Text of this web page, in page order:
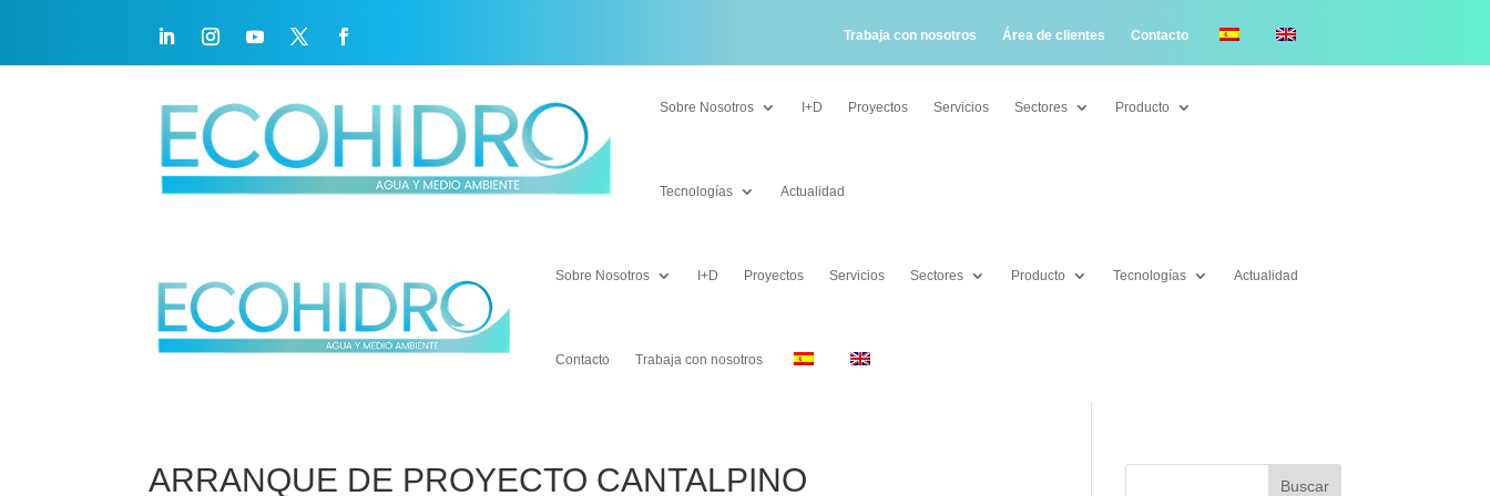
Trabaja con nosotros Área de clientes Contacto
Sobre Nosotros I+D Proyectos Servicios Sectores Producto
Tecnologías Actualidad
Sobre Nosotros I+D Proyectos Servicios Sectores Producto
Tecnologías Actualidad
Sobre Nosotros I+D Proyectos Servicios Sectores Producto Tecnologías Actualidad
Contacto Trabaja con nosotros
Sobre Nosotros I+D Proyectos Servicios Sectores Producto Tecnologías Actualidad
Contacto Trabaja con nosotros
ARRANQUE DE PROYECTO CANTALPINO Buscar